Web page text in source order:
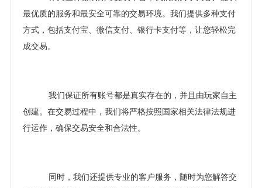
最优质的服务和最安全可靠的交易环境。我们提供多种支付
方式，包括支付宝、微信支付、银行卡支付等，让您轻松完
成交易。
我们保证所有账号都是真实存在的，并且由玩家自主
创建。在交易过程中，我们将严格按照国家相关法律法规进
行运作，确保交易安全和合法性。
同时，我们还提供专业的客户服务，随时为您解答交